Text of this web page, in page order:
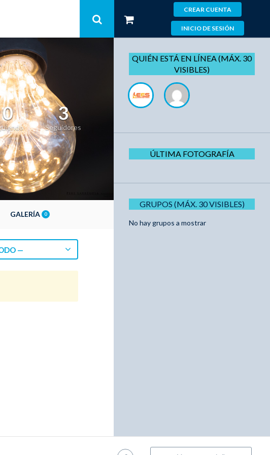
CREAR CUENTA
INICIO DE SESIÓN
0 3
Seguidores
GALERÍA 0
—
QUIÉN ESTÁ EN LÍNEA (MÁX. 30
VISIBLES)
ÚLTIMA FOTOGRAFÍA
GRUPOS (MÁX. 30 VISIBLES)
No hay grupos a mostrar